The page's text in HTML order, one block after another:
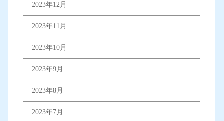
2023年12月
2023年11月
2023年10月
2023年9月
2023年8月
2023年7月